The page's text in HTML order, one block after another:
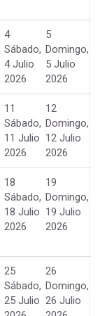
4
Sábado,
4 Julio
2026
5
Domingo,
5 Julio
2026
11
Sábado,
11 Julio
2026
12
Domingo,
12 Julio
2026
18
Sábado,
18 Julio
2026
19
Domingo,
19 Julio
2026
25
Sábado,
25 Julio
26
Domingo,
26 Julio